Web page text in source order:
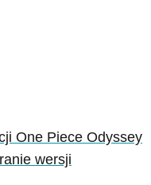
One Piece Odyssey
wersji